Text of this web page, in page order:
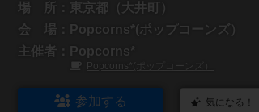
場 所： 東京都（大井町）
会 場：
Popcorns*(ポップコーンズ）
主催者：
Popcorns*
Popcorns*(ポップコーンズ）
参加する 気になる！